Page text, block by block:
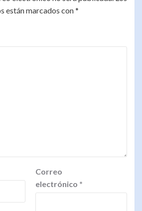
están marcados con*
Correo
electrónico *